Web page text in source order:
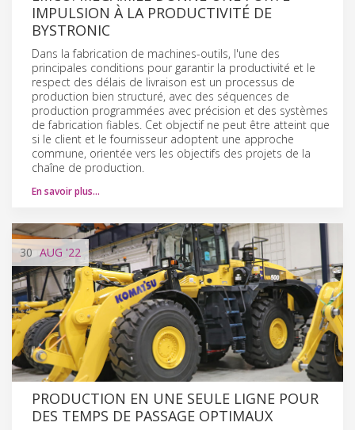
IMPULSION À LA PRODUCTIVITÉ DE
BYSTRONIC
Dans la fabrication de machines-outils, l'une des
principales conditions pour garantir la productivité et le
respect des délais de livraison est un processus de
production bien structuré, avec des séquences de
production programmées avec précision et des systèmes
de fabrication fiables. Cet objectif ne peut être atteint que
si le client et le fournisseur adoptent une approche
commune, orientée vers les objectifs des projets de la
chaîne de production.
En savoir plus…
30 AUG '22
PRODUCTION EN UNE SEULE LIGNE POUR
DES TEMPS DE PASSAGE OPTIMAUX